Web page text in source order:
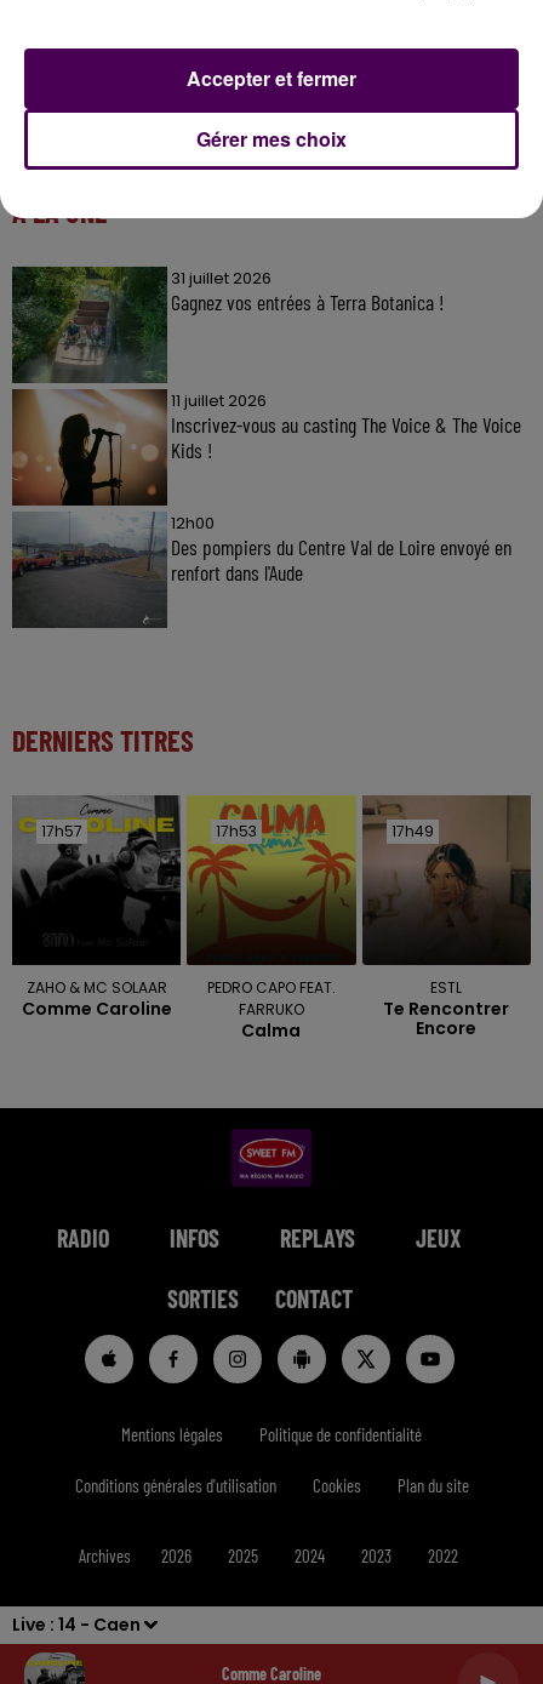
Live : 14 - Caen
Comme Caroline
À LA UNE
31 juillet 2026
Gagnez vos entrées à Terra Botanica !
11 juillet 2026
Inscrivez-vous au casting The Voice & The Voice
Kids !
12h00
Des pompiers du Centre Val de Loire envoyé en
renfort dans l'Aude
DERNIERS TITRES
17h57
17h57
ZAHO & MC SOLAAR
Comme Caroline
17h53
17h53
PEDRO CAPO FEAT.
FARRUKO
Calma
17h49
17h49
ESTL
Te Rencontrer
Encore
RADIO INFOS REPLAYS JEUX
SORTIES CONTACT
Mentions légales Politique de confidentialité
Conditions générales d'utilisation Cookies Plan du site
Archives 2026 2025 2024 2023 2022
Gérer mes choix
Accepter et fermer